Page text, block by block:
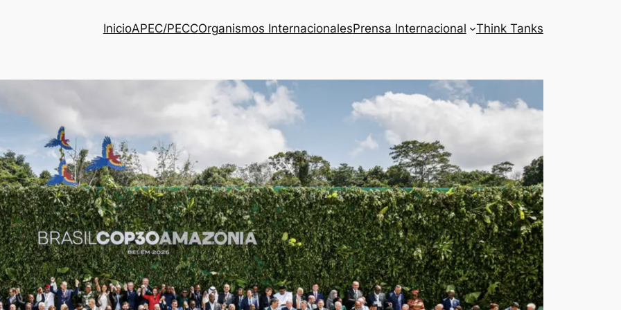
InicioAPEC/PECCOrganismos InternacionalesPrensa Internacional Think Tanks